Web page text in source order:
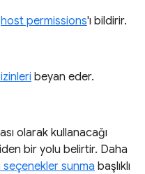
host permissions'ı bildirir.
beyan eder.
olarak kullanacağı
bir yolu belirtir. Daha
seçenekler sunma başlıklı